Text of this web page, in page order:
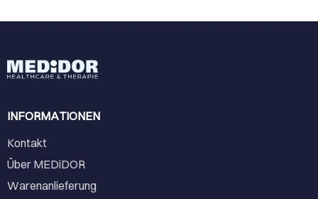
INFORMATIONEN
Kontakt
Über MEDiDOR
Warenanlieferung